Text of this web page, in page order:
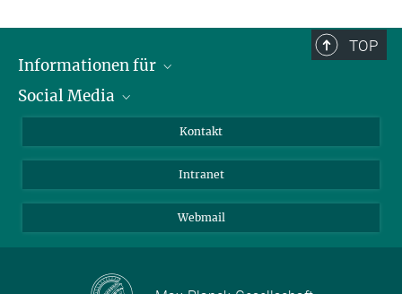
TOP
Informationen für
Bewerbende
Journalist:innen
Social Media
Bluesky
YouTube
Kontakt
Intranet
Webmail